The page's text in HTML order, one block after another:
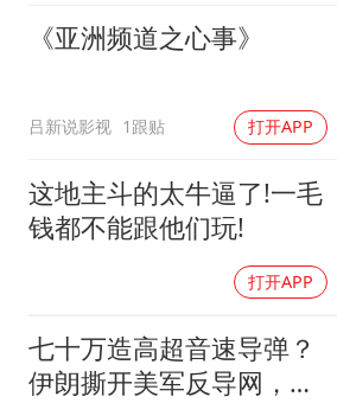
《亚洲频道之心事》
吕新说影视 1跟贴 打开APP
这地主斗的太牛逼了!一毛
钱都不能跟他们玩!
打开APP
七十万造高超音速导弹？
伊朗撕开美军反导网，炸